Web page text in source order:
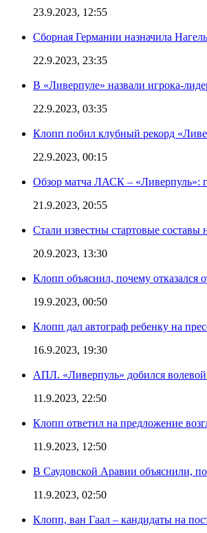
23.9.2023, 12:55
Сборная Германии назначила
22.9.2023, 23:35
В «Ливерпуле» назвали игрока-
22.9.2023, 03:35
Клопп побил клубный рекорд
22.9.2023, 00:15
Обзор матча ЛАСК – «Ливерпуль»:
21.9.2023, 20:55
Стали известны стартовые
20.9.2023, 13:30
Клопп объяснил, почему отказался
19.9.2023, 00:50
Клопп дал автограф ребенку на
16.9.2023, 19:30
АПЛ. «Ливерпуль» добился
11.9.2023, 22:50
Клопп ответил на предложение
11.9.2023, 12:50
В Саудовской Аравии объяснили,
11.9.2023, 02:50
Клопп, ван Гаал – кандидаты на